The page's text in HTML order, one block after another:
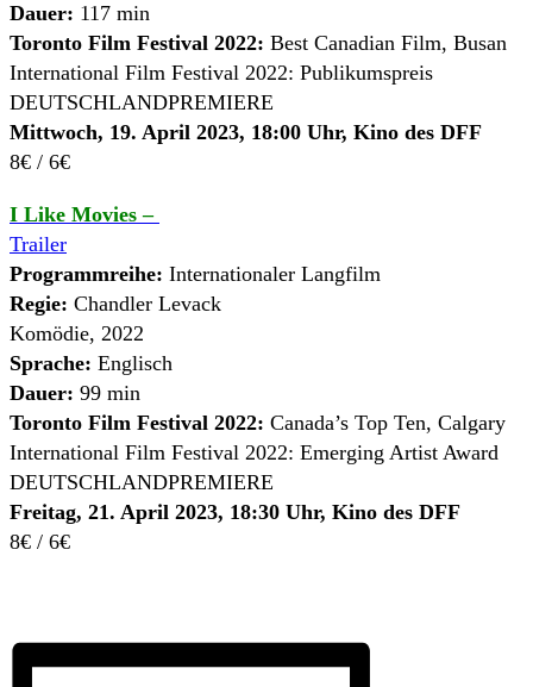
Dauer: 117 min
Toronto Film Festival 2022: Best Canadian Film, Busan
International Film Festival 2022: Publikumspreis
DEUTSCHLANDPREMIERE
Mittwoch, 19. April 2023, 18:00 Uhr, Kino des DFF
8€ / 6€
I Like Movies –
Trailer
Programmreihe: Internationaler Langfilm
Regie: Chandler Levack
Komödie, 2022
Sprache: Englisch
Dauer: 99 min
Toronto Film Festival 2022: Canada’s Top Ten, Calgary
International Film Festival 2022: Emerging Artist Award
DEUTSCHLANDPREMIERE
Freitag, 21. April 2023, 18:30 Uhr, Kino des DFF
8€ / 6€